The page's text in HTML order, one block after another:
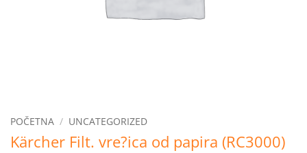
POČETNA / UNCATEGORIZED
Kärcher Filt. vre?ica od papira (RC3000)